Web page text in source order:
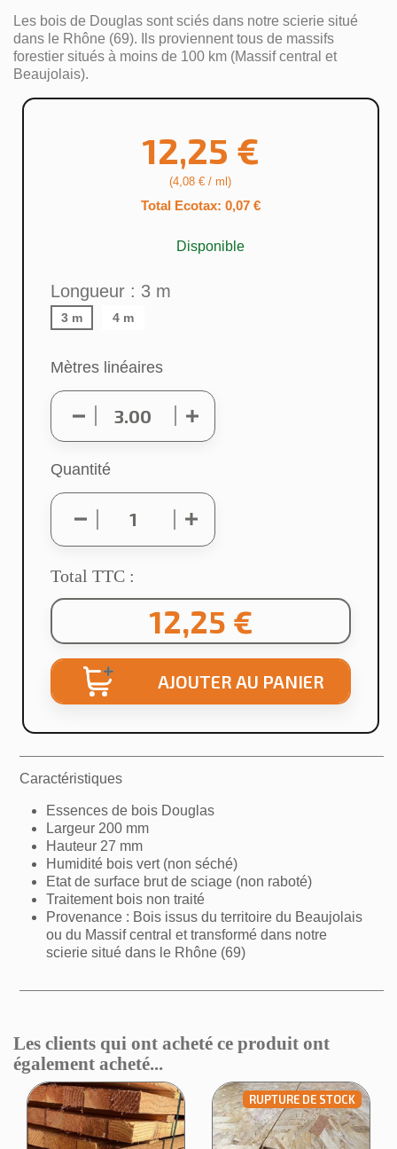
Les bois de Douglas sont sciés dans notre scierie situé
dans le Rhône (69). Ils proviennent tous de massifs
forestier situés à moins de 100 km (Massif central et
Beaujolais).
12,25 €
(4,08 € / ml)
Total Ecotax: 0,07 €
Disponible
Longueur : 3 m
3 m 4 m
Mètres linéaires
Quantité
Total TTC :
12,25 €
AJOUTER AU PANIER
Caractéristiques
Essences de bois Douglas
Largeur 200 mm
Hauteur 27 mm
Humidité bois vert (non séché)
Etat de surface brut de sciage (non raboté)
Traitement bois non traité
Provenance : Bois issus du territoire du Beaujolais
ou du Massif central et transformé dans notre
scierie situé dans le Rhône (69)
Les clients qui ont acheté ce produit ont
également acheté...
RUPTURE DE STOCK